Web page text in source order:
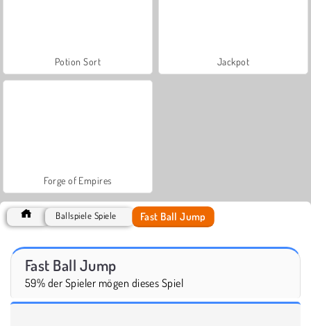
Potion Sort Jackpot
Forge of Empires
Ballspiele Spiele Fast Ball Jump
Fast Ball Jump
59% der Spieler mögen dieses Spiel